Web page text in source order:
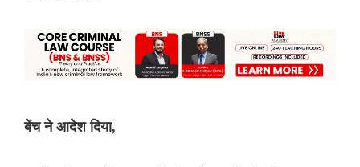
बेंच ने आदेश दिया,